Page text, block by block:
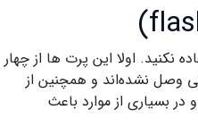
اولا این پرت ها از چهار
وصل نشده‌اند و همچنین از
بسیاری از موارد باعث